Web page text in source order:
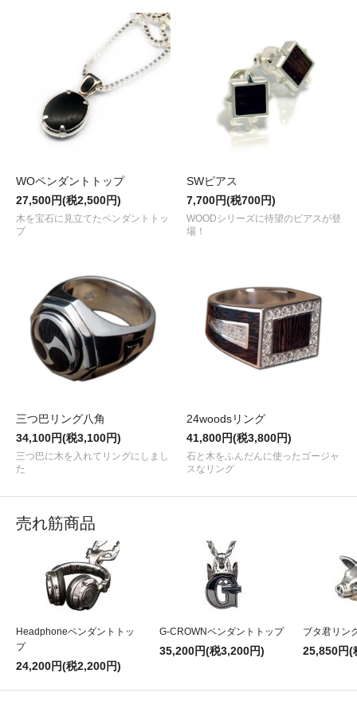
WOペンダントトップ
27,500円(税2,500円)
木を宝石に見立てたペンダントトッ
プ
SWピアス
7,700円(税700円)
WOODシリーズに待望のピアスが登
場！
三つ巴リング八角
34,100円(税3,100円)
三つ巴に木を入れてリングにしまし
た
24woodsリング
41,800円(税3,800円)
石と木をふんだんに使ったゴージャ
スなリング
売れ筋商品
Headphoneペンダントトッ
プ
24,200円(税2,200円)
G-CROWNペンダントトップ
35,200円(税3,200円)
ブタ君リン
25,850円(